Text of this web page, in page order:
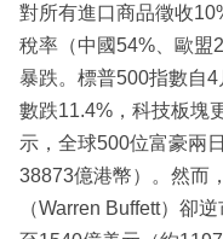
對所有進口商品徵收
稅率（中國54%、歐盟
暴跌。標普500指數自
數跌11.4%，科技板塊
示，全球500位富豪兩
38873億港幣）。然而
（Warren Buffett）卻